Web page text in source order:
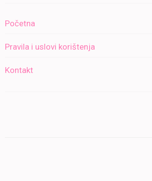
Početna
Pravila i uslovi korištenja
Kontakt